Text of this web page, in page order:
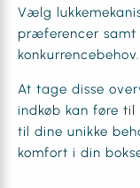
Vælg
præferencer
konkurrencebehov.
At tage disse
indkøb kan føre
til dine unikke
komfort i din